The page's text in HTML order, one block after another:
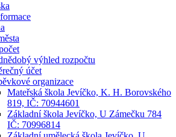
výhled rozpočtu
účet
organizace
Mateřská škola Jevíčko, K. H. Borovského
819, IČ: 70944601
Základní škola Jevíčko, U Zámečku 784
IČ: 70996814